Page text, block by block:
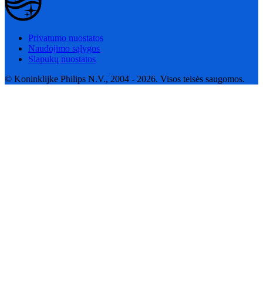
Privatumo nuostatos
Naudojimo sąlygos
Slapukų nuostatos
© Koninklijke Philips N.V., 2004 - 2026. Visos teisės saugomos.